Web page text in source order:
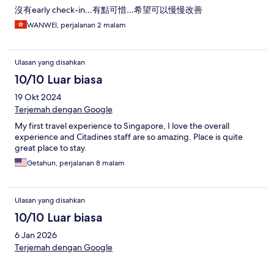
沒有early check-in…有點可惜…希望可以慢慢改善
WANWEI, perjalanan 2 malam
Ulasan yang disahkan
10/10 Luar biasa
19 Okt 2024
Terjemah dengan Google
My first travel experience to Singapore, I love the overall
experience and Citadines staff are so amazing. Place is quite
great place to stay.
Getahun, perjalanan 8 malam
Ulasan yang disahkan
10/10 Luar biasa
6 Jan 2026
Terjemah dengan Google